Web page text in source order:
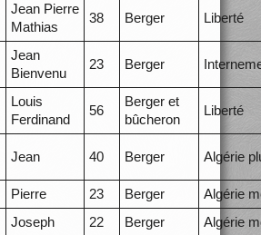
Jean Pierre
Mathias
38 Berger Liberté
Jean
Bienvenu
23 Berger
Louis
Ferdinand
56
Berger et
bûcheron
Liberté
Jean 40 Berger Algérie
Pierre 23 Berger
Algérie
Joseph 22 Berger Algérie